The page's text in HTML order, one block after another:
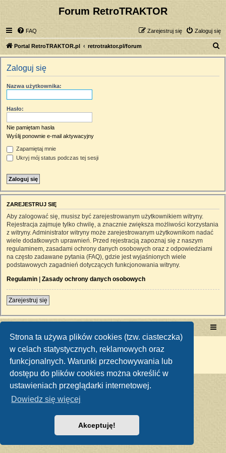
Strona ta używa plików cookies (tzw. ciasteczka)
w celach statystycznych, reklamowych oraz
funkcjonalnych. Warunki przechowywania lub
dostępu do plików cookies można określić w
ustawieniach przeglądarki internetowej.
Dowiedz się więcej
Akceptuję!
Forum RetroTRAKTOR
FAQ Zaloguj się
Zarejestruj się
Portal RetroTRAKTOR.pl retrotraktor.pl/forum
z
Zaloguj się
Nazwa użytkownika:
Hasło:
Nie pamiętam hasła
Wyślij ponownie e-mail aktywacyjny
Zapamiętaj mnie
Ukryj mój status podczas tej sesji
ZAREJESTRUJ SIĘ
Aby zalogować się, musisz być zarejestrowanym użytkownikiem witryny.
Rejestracja zajmuje tylko chwilę, a znacznie zwiększa możliwości korzystania
z witryny. Administrator witryny może zarejestrowanym użytkownikom nadać
wiele dodatkowych uprawnień. Przed rejestracją zapoznaj się z naszym
regulaminem, zasadami ochrony danych osobowych oraz z odpowiedziami
na często zadawane pytania (FAQ), gdzie jest wyjaśnionych wiele
podstawowych zagadnień dotyczących funkcjonowania witryny.
Regulamin | Zasady ochrony danych osobowych
Zarejestruj się
Technologię dostarcza phpBB ® Forum Software © phpBB Limited
Polski pakiet językowy dostarcza
Zasady ochrony danych osobowych|Regulamin